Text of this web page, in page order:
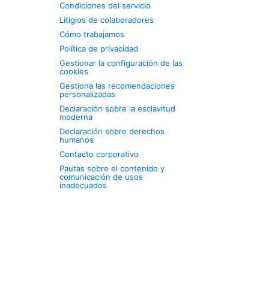
Condiciones del servicio
Litigios de colaboradores
Cómo trabajamos
Política de privacidad
Gestionar la configuración de las
cookies
Gestiona las recomendaciones
personalizadas
Declaración sobre la esclavitud
moderna
Declaración sobre derechos
humanos
Contacto corporativo
Pautas sobre el contenido y
comunicación de usos
inadecuados